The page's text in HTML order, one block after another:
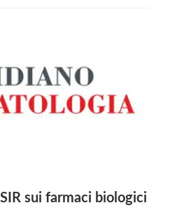
sui farmaci biologici